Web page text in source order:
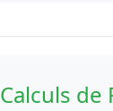
Calculs